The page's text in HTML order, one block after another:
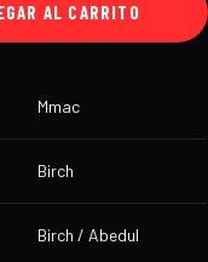
AL CARRITO
Mmac
Birch
Birch / Abedul